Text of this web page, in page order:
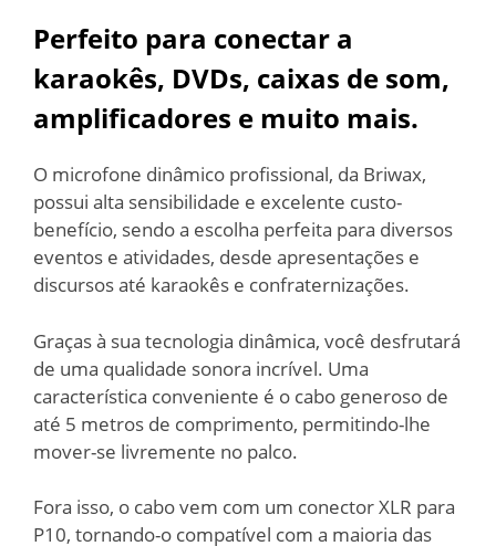
Perfeito para conectar a
karaokês, DVDs, caixas de som,
amplificadores e muito mais.
O microfone dinâmico profissional, da Briwax,
possui alta sensibilidade e excelente custo-
benefício, sendo a escolha perfeita para diversos
eventos e atividades, desde apresentações e
discursos até karaokês e confraternizações.
Graças à sua tecnologia dinâmica, você desfrutará
de uma qualidade sonora incrível. Uma
característica conveniente é o cabo generoso de
até 5 metros de comprimento, permitindo-lhe
mover-se livremente no palco.
Fora isso, o cabo vem com um conector XLR para
P10, tornando-o compatível com a maioria das